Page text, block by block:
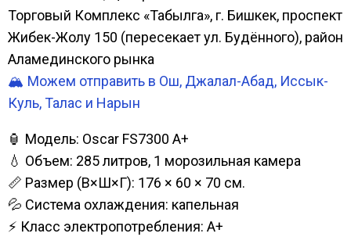
Торговый Комплекс «Табылга», г. Бишкек, проспект
Жибек-Жолу 150 (пересекает ул. Будённого), район
Аламединского рынка
🏔️ Можем отправить в Ош, Джалал-Абад, Иссык-
Куль, Талас и Нарын
🏮 Модель: Oscar FS7300 A+
💧 Объем: 285 литров, 1 морозильная камера
📏 Размер (В×Ш×Г): 176 × 60 × 70 см.
💦 Система охлаждения: капельная
⚡ Класс электропотребления: A+